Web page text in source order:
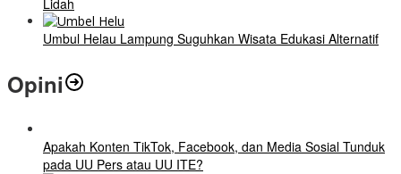
Umbul Helau Lampung Suguhkan Wisata Edukasi Alternatif
Opini
Apakah Konten TikTok, Facebook, dan Media Sosial Tunduk
pada UU Pers atau UU ITE?